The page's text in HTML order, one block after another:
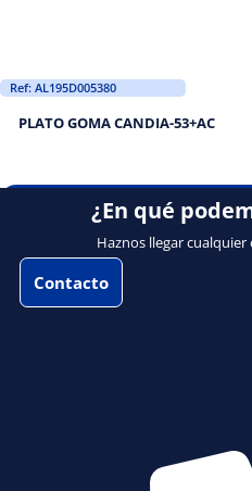
Ref: AL195D005380
PLATO GOMA CANDIA-53+AC
¿En qué
Haznos llegar
Contacto